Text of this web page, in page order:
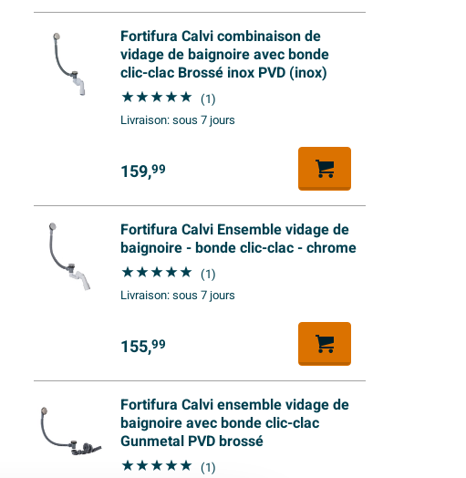
Fortifura Calvi combinaison de
vidage de baignoire avec bonde
clic-clac Brossé inox PVD (inox)
(1)
Livraison:sous 7 jours
159,99
Fortifura Calvi Ensemble vidage de
baignoire - bonde clic-clac - chrome
(1)
Livraison:sous 7 jours
155,99
Fortifura Calvi ensemble vidage de
baignoire avec bonde clic-clac
Gunmetal PVD brossé
(1)